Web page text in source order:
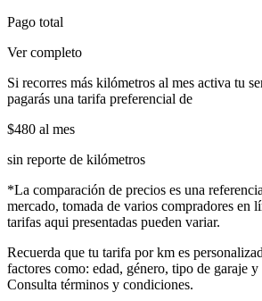
Pago total
Ver completo
Si recorres más kilómetros al mes activa tu
pagarás una tarifa preferencial de
$480 al mes
sin reporte de kilómetros
*La comparación de precios es una
mercado, tomada de varios compradores en
tarifas aqui presentadas pueden variar.
Recuerda que tu tarifa por km es
factores como: edad, género, tipo de garaje
Consulta términos y condiciones.